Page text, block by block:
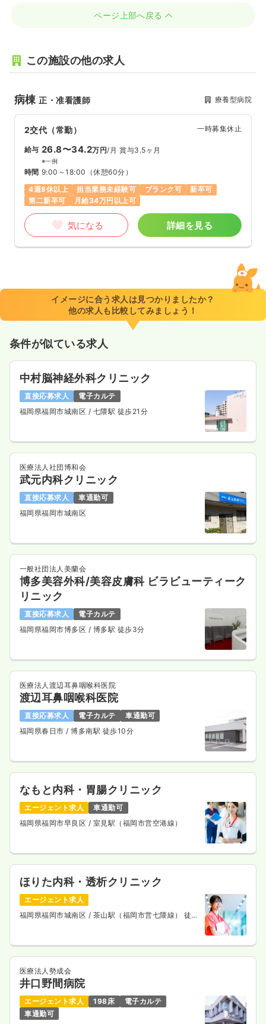
ページ上部へ戻る
この施設の他の求人
病棟正・准看護師 療養型病院
2交代（常勤） 一時募集休止
給与 26.8〜34.2万円/月 賞与3.5ヶ月
※一例
時間 9:00～18:00 （休憩60分）
4週8休以上
担当業務未経験可 ブランク可
新卒可
第二新卒可
月給34万円以上可
気になる 詳細を見る
イメージに合う求人は見つかりましたか？
他の求人も比較してみましょう！
条件が似ている求人
中村脳神経外科クリニック
直接応募求人
電子カルテ
福岡県福岡市城南区 / 七隈駅 徒歩21分
医療法人社団博和会
武元内科クリニック
直接応募求人
車通勤可
福岡県福岡市城南区
一般社団法人美蘭会
博多美容外科/美容皮膚科 ビラビューティーク
リニック
直接応募求人
電子カルテ
福岡県福岡市博多区 / 博多駅 徒歩3分
医療法人渡辺耳鼻咽喉科医院
渡辺耳鼻咽喉科医院
直接応募求人 電子カルテ
車通勤可
福岡県春日市/ 博多南駅 徒歩10分
なもと内科・胃腸クリニック
エージェント求人
車通勤可
福岡県福岡市早良区 / 室見駅（福岡市営空港線）
ほりた内科・透析クリニック
エージェント求人
福岡県福岡市城南区 / 茶山駅（福岡市営七隈線） 徒歩
医療法人勢成会
井口野間病院
エージェント求人 198床
電子カルテ
車通勤可